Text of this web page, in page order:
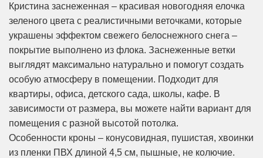
Кристина заснеженная – красивая новогодняя елочка
зеленого цвета с реалистичными веточками, которые
украшены эффектом свежего белоснежного снега –
покрытие выполнено из флока. Заснеженные ветки
выглядят максимально натурально и помогут создать
особую атмосферу в помещении. Подходит для
квартиры, офиса, детского сада, школы, кафе. В
зависимости от размера, вы можете найти вариант для
помещения с разной высотой потолка.
Особенности кроны – конусовидная, пушистая, хвоинки
из пленки ПВХ длиной 4,5 см, пышные, не колючие.